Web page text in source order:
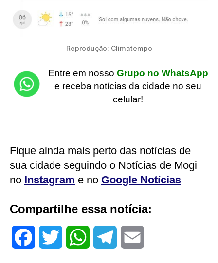
Reprodução: Climatempo
Entre em nosso Grupo no WhatsApp
e receba notícias da cidade no seu
celular!
Fique ainda mais perto das notícias de
sua cidade seguindo o Notícias de Mogi
no Instagram e no Google Notícias
Compartilhe essa notícia: